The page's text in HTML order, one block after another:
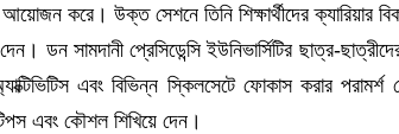
করে। উক্ত সেশনে তিনি শিক্ষার্থীদের ক্যারিয়ার
ডন সামদানী প্রেসিডেন্সি ইউনিভার্সিটির ছাত্র-
এবং বিভিন্ন স্কিলসেটে ফোকাস করার পরামর্শ
এবং কৌশল শিখিয়ে দেন।